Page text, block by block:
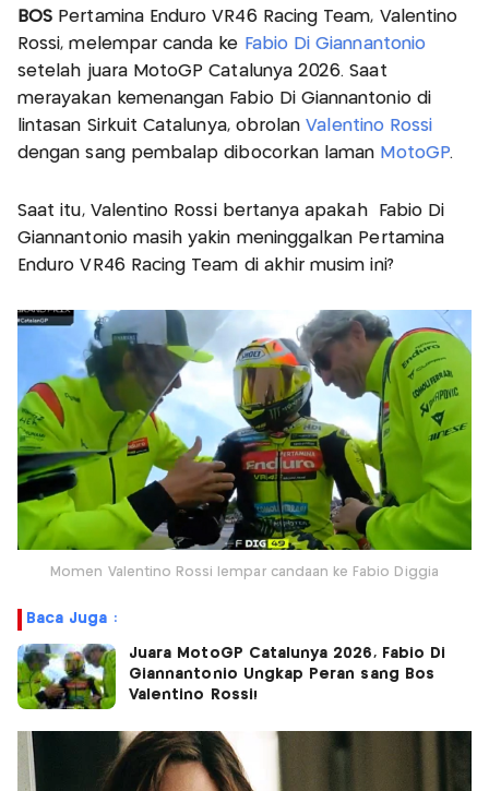
BOS Pertamina Enduro VR46 Racing Team, Valentino
Rossi, melempar canda ke Fabio Di Giannantonio
setelah juara MotoGP Catalunya 2026. Saat
merayakan kemenangan Fabio Di Giannantonio di
lintasan Sirkuit Catalunya, obrolanValentino Rossi
dengan sang pembalap dibocorkan laman MotoGP.
Saat itu, Valentino Rossi bertanya apakah Fabio Di
Giannantonio masih yakin meninggalkan Pertamina
Enduro VR46 Racing Team di akhir musim ini?
Momen Valentino Rossi lempar candaan ke Fabio Diggia
Baca Juga :
Juara MotoGP Catalunya 2026, Fabio Di
Giannantonio Ungkap Peran sang Bos
Valentino Rossi!